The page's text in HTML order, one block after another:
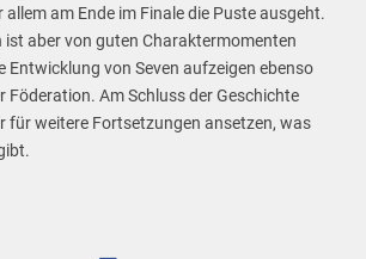
allem am Ende im Finale die Puste ausgeht.
ist aber von guten Charaktermomenten
Entwicklung von Seven aufzeigen ebenso
Föderation. Am Schluss der Geschichte
für weitere Fortsetzungen ansetzen, was